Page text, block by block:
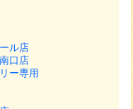
ル店
口店
ー専用